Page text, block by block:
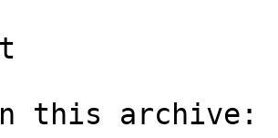
this archive: